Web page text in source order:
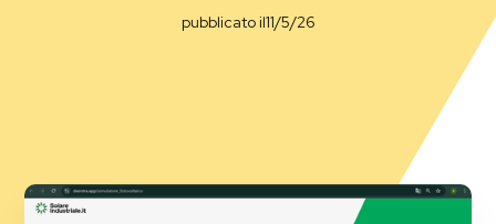
pubblicato il11/5/26